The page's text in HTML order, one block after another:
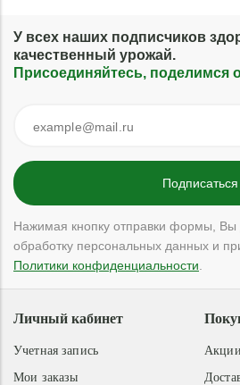
У всех наших подписчиков
качественный урожай.
Присоединяйтесь, поделимся
Нажимая кнопку отправки формы, Вы
обработку персональных данных и
Политики конфиденциальности
Акции
Личный кабинет
Учетная запись
Мои заказы